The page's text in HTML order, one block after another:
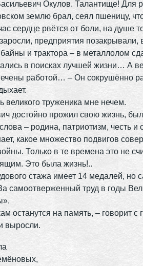
Окулов. Талантище! Для
землю брал, сеял пшеницу,
сердце рвётся от боли, на душе
предприятия позакрывали,
и трактора – в металлолом
в поисках лучшей жизни… А
работой… – Он сокрушённо
великого труженика мне нечем.
достойно прожил свою жизнь,
– родина, патриотизм, честь и
какое множество подвигов
Только в те времена это не
Это была жизнь!..
стажа имеет 14 медалей, но
самоотверженный труд в годы
останутся на память, – говорит с
выросли.